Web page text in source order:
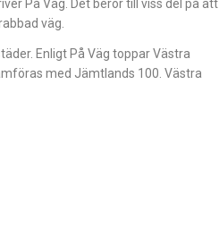
På Väg. Det beror till viss del på att
väg.
Enligt På Väg toppar Västra
med Jämtlands 100. Västra